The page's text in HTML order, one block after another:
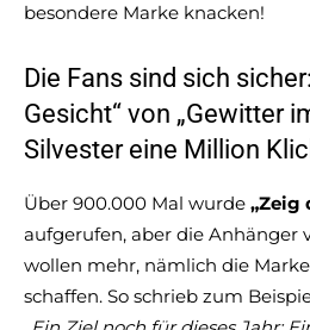
besondere Marke knacken!
Die Fans sind sich
Gesicht“ von „Gewitter
Silvester eine Million
Über 900.000 Mal wurde „Zeig
aufgerufen, aber die Anhänger
wollen mehr, nämlich die
schaffen. So schrieb zum